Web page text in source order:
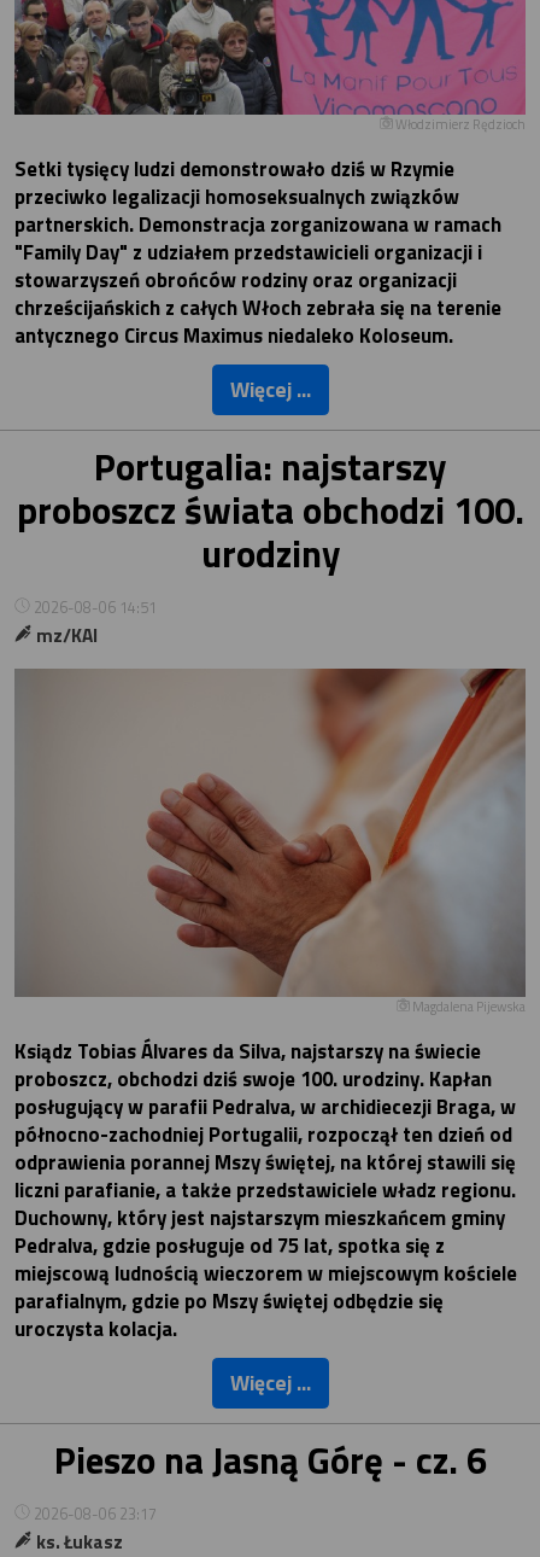
Włodzimierz Rędzioch
Setki tysięcy ludzi demonstrowało dziś w Rzymie
przeciwko legalizacji homoseksualnych związków
partnerskich. Demonstracja zorganizowana w ramach
"Family Day" z udziałem przedstawicieli organizacji i
stowarzyszeń obrońców rodziny oraz organizacji
chrześcijańskich z całych Włoch zebrała się na terenie
antycznego Circus Maximus niedaleko Koloseum.
Więcej ...
Portugalia: najstarszy
proboszcz świata obchodzi 100.
urodziny
2026-08-06 14:51
mz/KAI
Magdalena Pijewska
Ksiądz Tobias Álvares da Silva, najstarszy na świecie
proboszcz, obchodzi dziś swoje 100. urodziny. Kapłan
posługujący w parafii Pedralva, w archidiecezji Braga, w
północno-zachodniej Portugalii, rozpoczął ten dzień od
odprawienia porannej Mszy świętej, na której stawili się
liczni parafianie, a także przedstawiciele władz regionu.
Duchowny, który jest najstarszym mieszkańcem gminy
Pedralva, gdzie posługuje od 75 lat, spotka się z
miejscową ludnością wieczorem w miejscowym kościele
parafialnym, gdzie po Mszy świętej odbędzie się
uroczysta kolacja.
Więcej ...
Pieszo na Jasną Górę - cz. 6
2026-08-06 23:17
ks. Łukasz